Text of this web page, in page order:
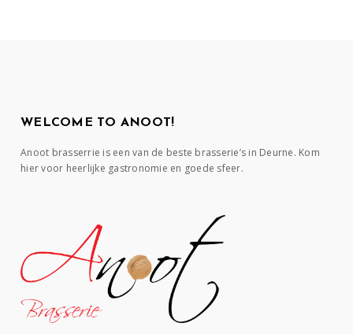
WELCOME TO ANOOT!
Anoot brasserrie is een van de beste brasserie’s in Deurne. Kom
hier voor heerlijke gastronomie en goede sfeer.